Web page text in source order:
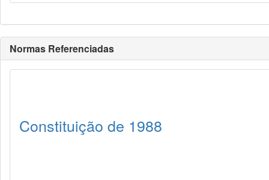
Normas Referenciadas
Constituição de 1988